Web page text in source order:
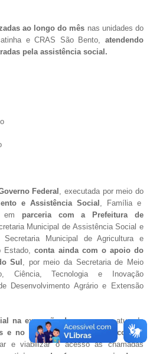
ao longo do mês nas unidades do
e CRAS São Bento, atendendo
pela assistência social.
Federal , executada por meio do
e Assistência Social , Família e
em parceria com a Prefeitura de
Municipal de Assistência Social e
Municipal de Agricultura e
Estado,conta ainda com o apoio do
Sul , por meio da Secretaria de Meio
Ciência, Tecnologia e Inovação
Desenvolvimento Agrário e Extensão
na execução do programa, atuando
e no acompanhamento técnico dos
e viabilizar o acesso às chamadas